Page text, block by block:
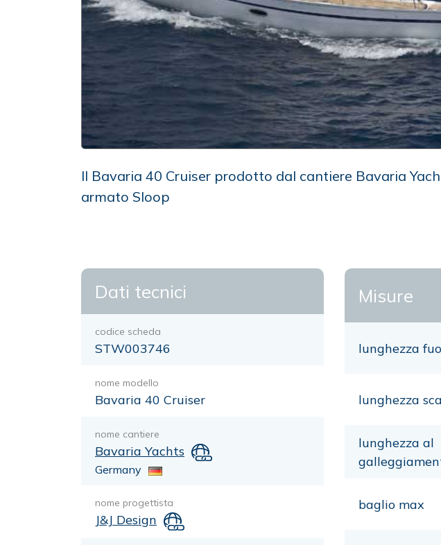
Il Bavaria 40 Cruiser prodotto dal cantiere Bavaria
armato Sloop
Dati tecnici
codice scheda
STW003746
nome modello
Bavaria 40 Cruiser
nome cantiere
Bavaria Yachts
Germany
nome progettista
J&J Design
Misure
lunghezza
lunghezza
lunghezza al
baglio max